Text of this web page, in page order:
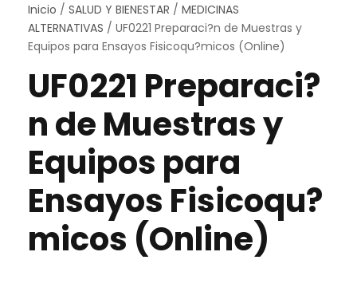
Inicio / SALUD Y BIENESTAR / MEDICINAS
ALTERNATIVAS / UF0221 Preparaci?n de Muestras y
Equipos para Ensayos Fisicoqu?micos (Online)
UF0221 Preparaci?
n de Muestras y
Equipos para
Ensayos Fisicoqu?
micos (Online)